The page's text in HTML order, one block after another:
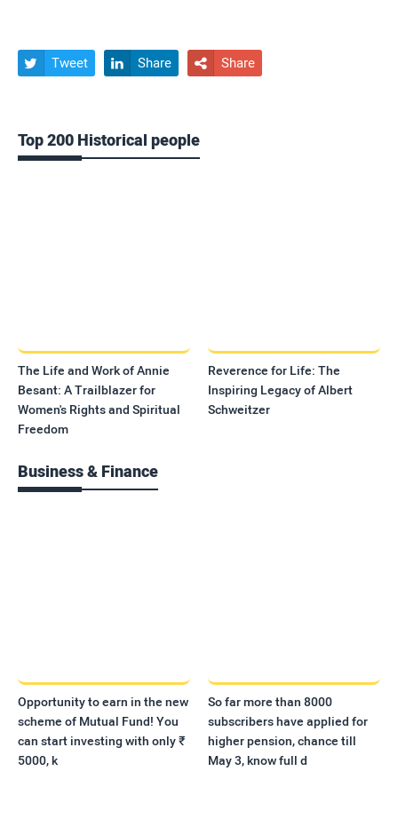
 Tweet  Share  Share
Top 200 Historical people
The Life and Work of Annie
Besant: A Trailblazer for
Women's Rights and Spiritual
Freedom
Reverence for Life: The
Inspiring Legacy of Albert
Schweitzer
Business & Finance
Opportunity to earn in the new
scheme of Mutual Fund! You
can start investing with only ₹
5000, k
So far more than 8000
subscribers have applied for
higher pension, chance till
May 3, know full d